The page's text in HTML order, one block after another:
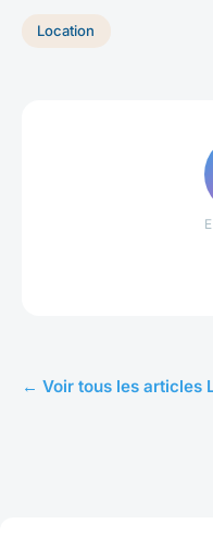
Location
← Voir tous les articles